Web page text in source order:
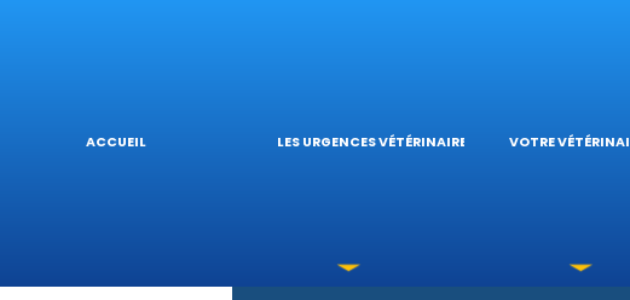
ACCUEIL LES URGENCES VÉTÉRINAIRES
LES
VOTRE